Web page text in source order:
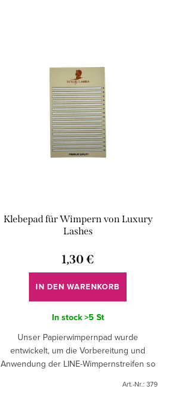
Klebepad für Wimpern von Luxury
Lashes
1,30 €
IN DEN WARENKORB
In stock>5 St
Unser Papierwimpernpad wurde
entwickelt, um die Vorbereitung und
Anwendung der LINE-Wimpernstreifen so
speziell vorbereiteten Linien...Art.-Nr.:379